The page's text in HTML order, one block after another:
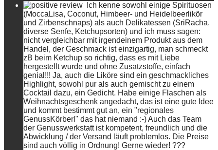
Ich kenne sowohl einige Spirituosen
(MoccaLisa, Coconut, Himbeer- und Heidelbeerlikör
und Zirbenschnaps) als auch Delikatessen (SriRacha,
diverse Senfe, Ketchupsorten) und ich muss sagen:
nicht vergleichbar mit irgendeinem Produkt aus dem
Handel, der Geschmack ist einzigartig, man schmeckt
zB beim Ketchup so richtig, dass es mit Liebe
hergestellt wurde und ohne Zusatzstoffe, einfach
genial!!! Ja, auch die Liköre sind ein geschmackliches
Highlight, sowohl pur als auch gemischt zu einem
Cocktail dazu, ein Gedicht. Habe einige Flaschen als
Weihnachtsgeschenk angedacht, das ist eine gute Idee
und kommt bestimmt gut an, ein "regionales
GenussKörberl" das hat niemand :-) Auch das Team
der Genusswerkstatt ist kompetent, freundlich und die
Abwicklung / der Versand läuft problemlos. Die Preise
sind auch völlig in Ordnung! Gerne wieder! ???